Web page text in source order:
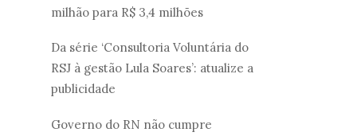
milhão para R$ 3,4 milhões
Da série ‘Consultoria Voluntária do
RSJ à gestão Lula Soares’: atualize a
publicidade
Governo do RN não cumpre